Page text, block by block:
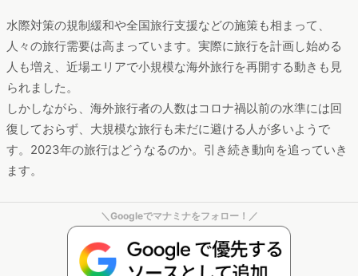
水際対策の規制緩和や全国旅行支援などの施策も相まって、
人々の旅行需要は高まっています。実際に旅行を計画し始める
人も増え、近場エリアで小規模な海外旅行を再開する動きも見
られました。
しかしながら、海外旅行者の人数はコロナ禍以前の水準には回
復しておらず、大規模な旅行も未だに避ける人が多いようで
す。2023年の旅行はどうなるのか。引き続き動向を追っていき
ます。
＼Googleでマナミナをフォロー！／